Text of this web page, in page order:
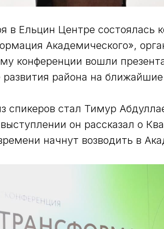
в Ельцин Центре состоялась
Академического»,
конференции вошли
района на ближайшие
спикеров стал Тимур
он рассказал о
начнут возводить в